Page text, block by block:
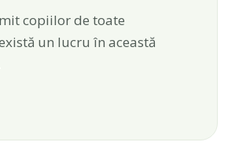
copiilor de toate
un lucru în această